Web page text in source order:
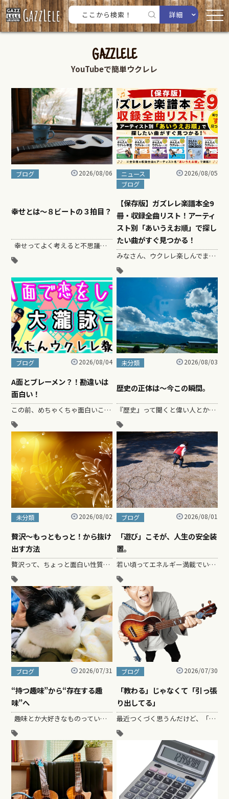
詳細
GAZZLELE
YouTubeで簡単ウクレレ
ブログ 2026/08/06
幸せとは〜８ビートの３拍目？
幸せってよく考えると不思議だよね〜だって、人によって全然違う。 お金持ちが幸せな人もいれば〜のんびり暮らすのが幸せ…
ニュース
ブログ
2026/08/05
【保存版】ガズレレ楽譜本全9
冊・収録全曲リスト！アーティ
スト別「あいうえお順」で探し
たい曲がすぐ見つかる！
みなさん、ウクレレ楽しんでますか〜？ ガズです！ ガズレレの楽譜本、なんと２２枚部突破という快挙！！！そしてこれまでに出している楽譜本は全１０冊…
ブログ 2026/08/04
A面とブレーメン？！勘違いは
面白い！
この前、めちゃくちゃ面白いことがあって、ハニーが子供の頃に好きだった曲のタイトル。。。 「ブレーメンで恋をして」 &n…
未分類 2026/08/03
歴史の正体は〜今この瞬間。
『歴史』って聞くと偉い人とか戦争とか革命とか、なんかすごい出来事の連続みたいに思うよね～～ でもよく考えてみると歴史って、なんてことはな…
未分類 2026/08/02
贅沢〜もっともっと！から抜け
出す方法
贅沢って、ちょっと面白い性質があるとおもう。。。 最初は「これいいな～」って思って一ついいものを手に入れ…
ブログ 2026/08/01
「遊び」こそが、人生の安全装
置。
若い頃ってエネルギー満載でいろんなことに突き進んでいくよね。 「こうだ！」 「これが正しい！」 「こうや…
ブログ 2026/07/31
“持つ趣味”から“存在する趣
味”へ
趣味とか大好きなものっていいよね〜人生を楽しくしてくれるし、毎日を豊かにしてくれる。 でも、これって…
ブログ 2026/07/30
「教わる」じゃなくて「引っ張
り出してる」
最近つくづく思うんだけど、「何かを教えてる」なんて、実はちょっと違うんじゃないかな〜〜〜と。 だって、本当のところ「教える」ことなんて、…